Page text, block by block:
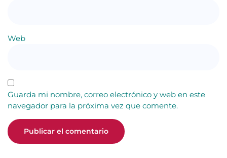
Web
Guarda mi nombre, correo electrónico y web en este
navegador para la próxima vez que comente.